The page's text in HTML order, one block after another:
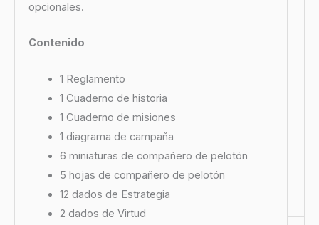
opcionales.
Contenido
1 Reglamento
1 Cuaderno de historia
1 Cuaderno de misiones
1 diagrama de campaña
6 miniaturas de compañero de pelotón
5 hojas de compañero de pelotón
12 dados de Estrategia
2 dados de Virtud